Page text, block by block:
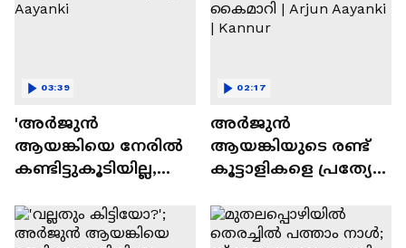
'അർജുൻ
ആയങ്കിയെ നേരിൽ
കണ്ടിട്ടുകൂടിയില്ല,
വീടുകളിൽ കയറി' |
Arjun Aayanki
03:39
അർജുൻ
ആയങ്കിയുടെ രണ്ട്
കൂട്ടാളികളെ പ്രത്യേക
സംഘത്തിന്
കൈമാറി | Arjun
02:17